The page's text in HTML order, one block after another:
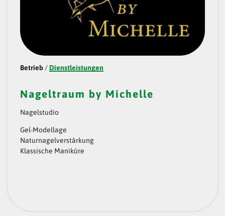
Betrieb / Dienstleistungen
Nageltraum by Michelle
Nagelstudio
Gel-Modellage
Naturnagelverstärkung
Klassische Maniküre